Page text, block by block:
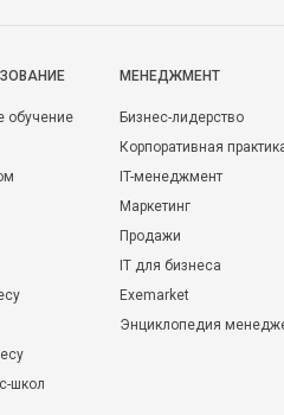
обучение
школ
МЕНЕДЖМЕНТ
Бизнес-лидерство
Корпоративная
IT-менеджмент
Маркетинг
Продажи
IT для бизнеса
Exemarket
Энциклопедия